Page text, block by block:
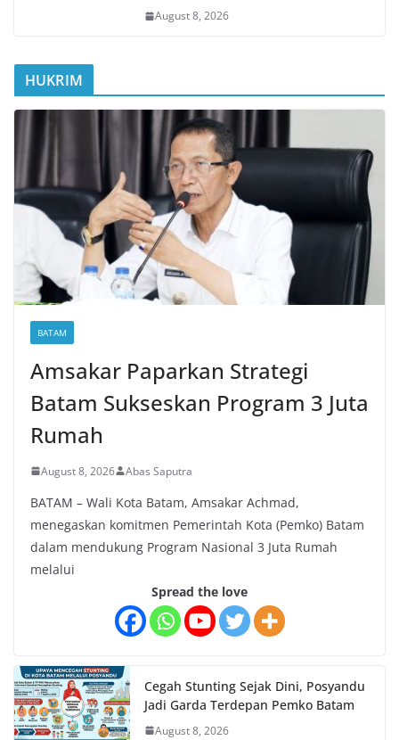
August 8, 2026
HUKRIM
BATAM
Amsakar Paparkan Strategi
Batam Sukseskan Program 3 Juta
Rumah
August 8, 2026 Abas Saputra
BATAM – Wali Kota Batam, Amsakar Achmad,
menegaskan komitmen Pemerintah Kota (Pemko) Batam
dalam mendukung Program Nasional 3 Juta Rumah
melalui
Spread the love
Cegah Stunting Sejak Dini, Posyandu
Jadi Garda Terdepan Pemko Batam
August 8, 2026